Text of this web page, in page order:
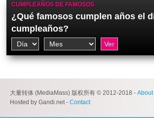
CUMPLEAÑOS DE FAMOSOS
¿Qué famosos cumplen años el
cumpleaños?
大量转体 (MediaMass) 版权所有 © 2012-2018 - About
Hosted by Gandi.net - Contact